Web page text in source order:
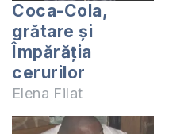
Coca-Cola,
grătare și
Împărăția
cerurilor
Elena Filat